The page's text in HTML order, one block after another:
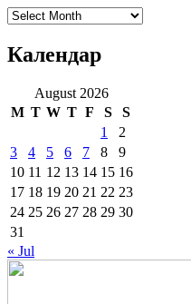
Архиве
Календар
August 2026
M T W T F S
S
1
2
3
4 5 6 7 8
9
10 11 12 13 14 15 16
17 18 19 20 21 22 23
24 25 26 27 28 29 30
31
« Jul